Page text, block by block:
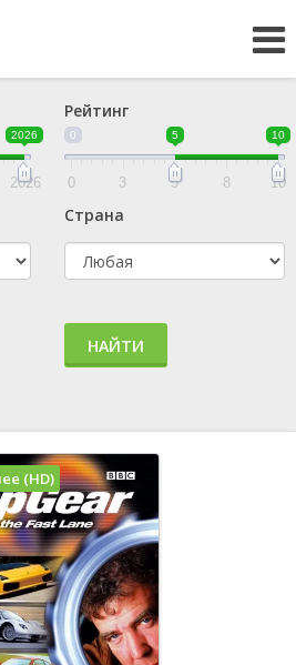
2026
2026
Рейтинг
0 5 10
0 3 5 8 10
Страна
НАЙТИ
(HD)